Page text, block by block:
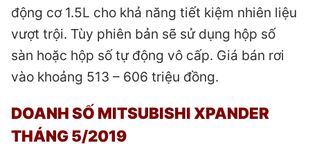
động cơ 1.5L cho khả năng tiết kiệm nhiên liệu
vượt trội. Tùy phiên bản sẽ sử dụng hộp số
sàn hoặc hộp số tự động vô cấp. Giá bán rơi
vào khoảng 513 – 606 triệu đồng.
DOANH SỐ MITSUBISHI XPANDER
THÁNG 5/2019